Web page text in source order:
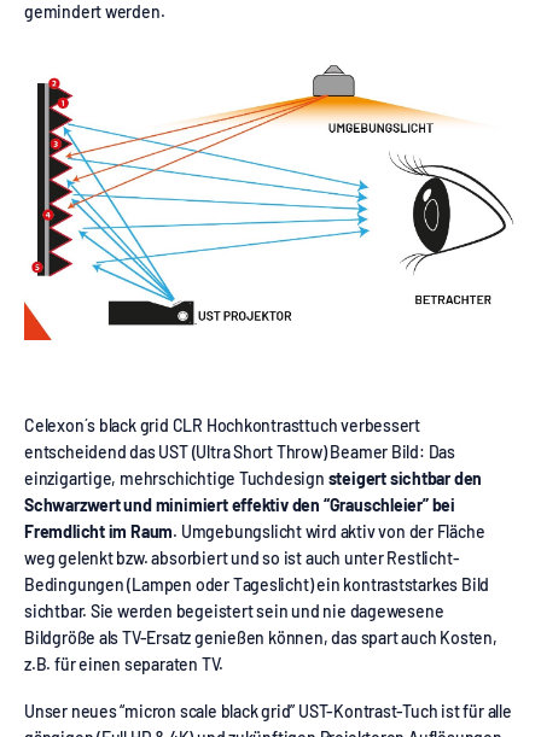
gemindert werden.
Celexon´s black grid CLR Hochkontrasttuch verbessert
entscheidend das UST (Ultra Short Throw) Beamer Bild: Das
einzigartige, mehrschichtige Tuchdesign steigert sichtbar den
Schwarzwert und minimiert effektiv den “Grauschleier” bei
Fremdlicht im Raum. Umgebungslicht wird aktiv von der Fläche
weg gelenkt bzw. absorbiert und so ist auch unter Restlicht-
Bedingungen (Lampen oder Tageslicht) ein kontraststarkes Bild
sichtbar. Sie werden begeistert sein und nie dagewesene
Bildgröße als TV-Ersatz genießen können, das spart auch Kosten,
z.B. für einen separaten TV.
Unser neues “micron scale black grid” UST-Kontrast-Tuch ist für alle